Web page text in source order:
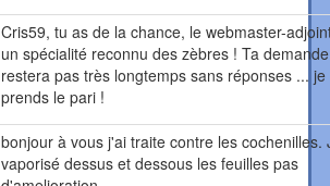
Cris59, tu as de la chance, le webmaster-
un spécialité reconnu des zèbres ! Ta
restera pas très longtemps sans réponses ... je
prends le pari !
bonjour à vous j'ai traite contre les cochenilles.
vaporisé dessus et dessous les feuilles pas